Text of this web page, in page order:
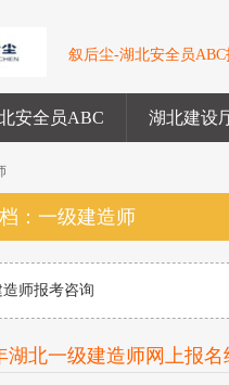
叙后尘-湖北安全员ABC
安全员ABC 湖北建设
：一级建造师
师报考咨询
湖北一级建造师网上报